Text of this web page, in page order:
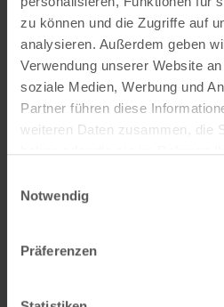
zu können und die Zugriffe auf
analysieren. Außerdem geben
Verwendung unserer Website
soziale Medien, Werbung und
Partner führen diese
weiteren Daten zusammen, die
haben oder die sie im Rahmen
Notwendig
Präferenzen
Visual Content Creator (m/w/d) –
Werde Teil von Lemodo360! Als
gestaltest du verkaufsstarke
technisch, KI-getrieben und mit